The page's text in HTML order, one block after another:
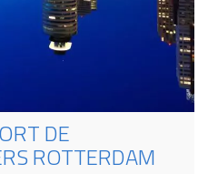
DE
ROTTERDAM